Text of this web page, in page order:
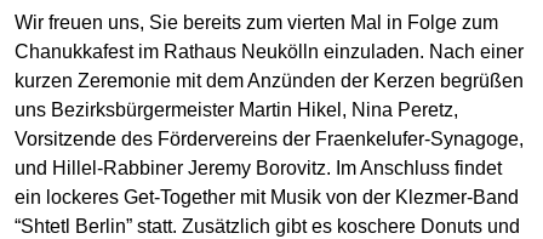
Wir freuen uns, Sie bereits zum vierten Mal in Folge zum
Chanukkafest im Rathaus Neukölln einzuladen. Nach einer
kurzen Zeremonie mit dem Anzünden der Kerzen begrüßen
uns Bezirksbürgermeister Martin Hikel, Nina Peretz,
Vorsitzende des Fördervereins der Fraenkelufer-Synagoge,
und Hillel-Rabbiner Jeremy Borovitz. Im Anschluss findet
ein lockeres Get-Together mit Musik von der Klezmer-Band
“Shtetl Berlin” statt. Zusätzlich gibt es koschere Donuts und